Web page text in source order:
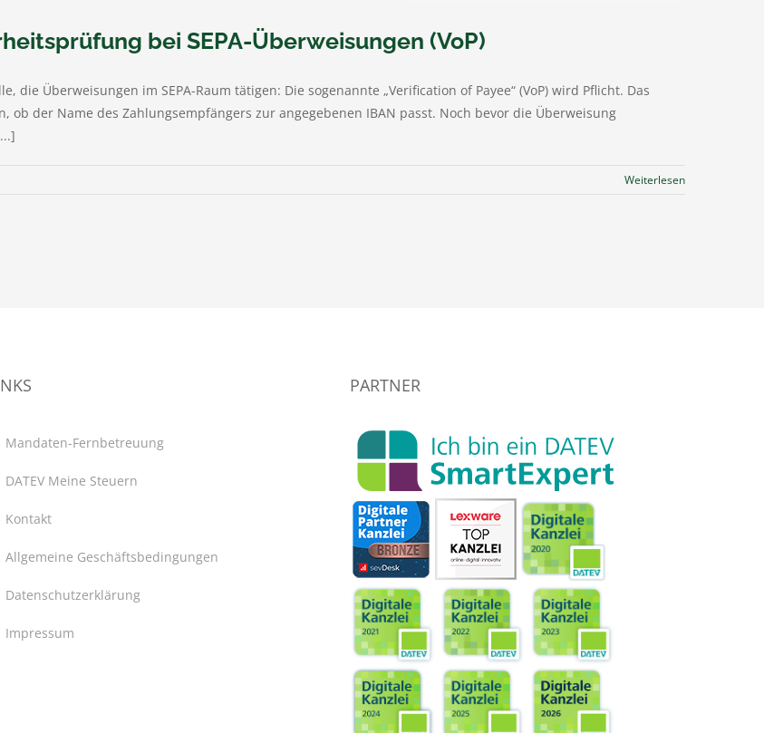
bei SEPA-Überweisungen (VoP)
Überweisungen im SEPA-Raum tätigen: Die sogenannte „Verification of Payee“ (VoP) wird Pflicht. Das
ob der Name des Zahlungsempfängers zur angegebenen IBAN passt. Noch bevor die Überweisung
Weiterlesen
Mandaten-Fernbetreuung
DATEV Meine Steuern
Kontakt
Allgemeine Geschäftsbedingungen
Datenschutzerklärung
Impressum
PARTNER